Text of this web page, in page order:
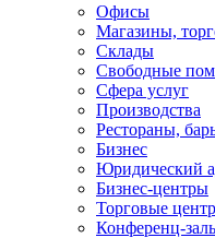
Офисы
Магазины,
Склады
Свободные
Сфера услуг
Производства
Рестораны,
Бизнес
Юридический
Бизнес-центры
Торговые
Конференц-